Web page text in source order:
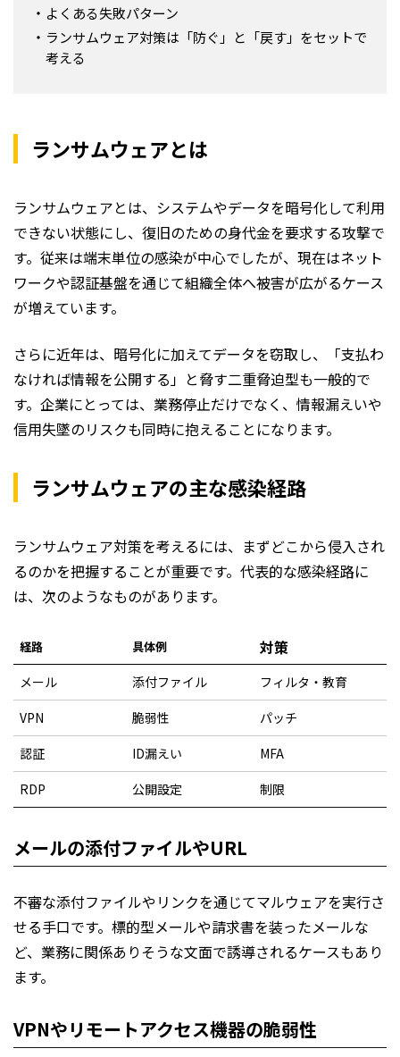
よくある失敗パターン
ランサムウェア対策は「防ぐ」と「戻す」をセットで
考える
ランサムウェアとは
ランサムウェアとは、システムやデータを暗号化して利用
できない状態にし、復旧のための身代金を要求する攻撃で
す。従来は端末単位の感染が中心でしたが、現在はネット
ワークや認証基盤を通じて組織全体へ被害が広がるケース
が増えています。
さらに近年は、暗号化に加えてデータを窃取し、「支払わ
なければ情報を公開する」と脅す二重脅迫型も一般的で
す。企業にとっては、業務停止だけでなく、情報漏えいや
信用失墜のリスクも同時に抱えることになります。
ランサムウェアの主な感染経路
ランサムウェア対策を考えるには、まずどこから侵入され
るのかを把握することが重要です。代表的な感染経路に
は、次のようなものがあります。
経路 具体例 対策
メール 添付ファイル
フィルタ・教育
VPN
脆弱性
パッチ
認証
ID漏えい
MFA
RDP
公開設定 制限
メールの添付ファイルやURL
不審な添付ファイルやリンクを通じてマルウェアを実行さ
せる手口です。標的型メールや請求書を装ったメールな
ど、業務に関係ありそうな文面で誘導されるケースもあり
ます。
VPNやリモートアクセス機器の脆弱性